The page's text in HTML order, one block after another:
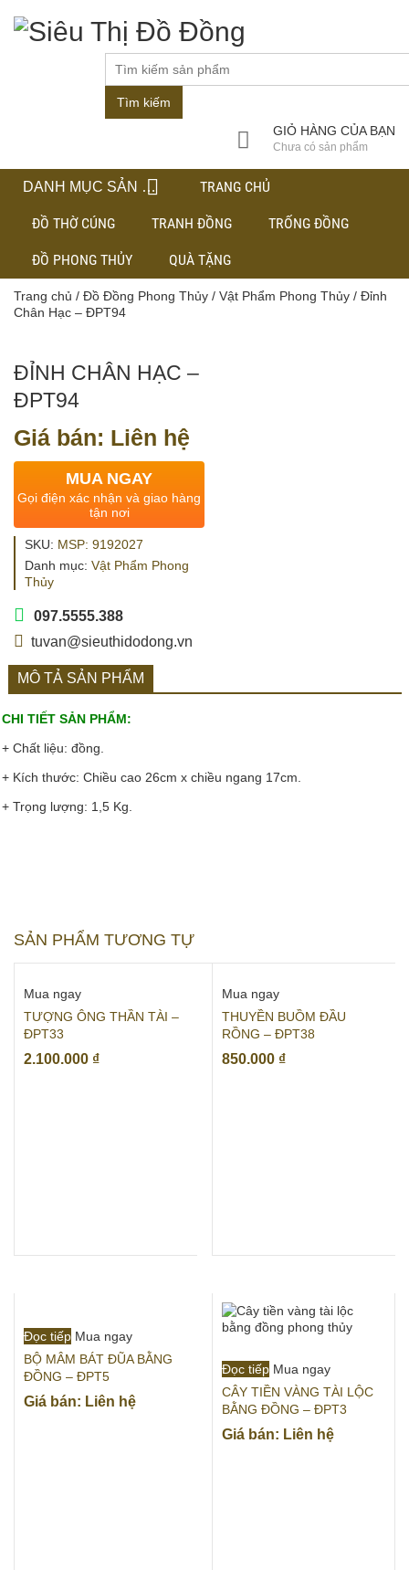
Tìm kiếm
GIỎ HÀNG CỦA BẠN
Chưa có sản phẩm
DANH MỤC SẢN PHẨM TRANG CHỦ
ĐỒ THỜ CÚNG TRANH ĐỒNG TRỐNG ĐỒNG
ĐỒ PHONG THỦY QUÀ TẶNG
Trang chủ / Đồ Đồng Phong Thủy / Vật Phẩm Phong Thủy / Đỉnh
Chân Hạc – ĐPT94
ĐỈNH CHÂN HẠC –
ĐPT94
Giá bán: Liên hệ
MUA NGAY
Gọi điện xác nhận và giao hàng
tận nơi
SKU: MSP: 9192027
Danh mục: Vật Phẩm Phong
Thủy
097.5555.388
tuvan@sieuthidodong.vn
MÔ TẢ SẢN PHẨM
CHI TIẾT SẢN PHẨM:
+ Chất liệu: đồng.
+ Kích thước: Chiều cao 26cm x chiều ngang 17cm.
+ Trọng lượng: 1,5 Kg.
SẢN PHẨM TƯƠNG TỰ
Mua ngay
TƯỢNG ÔNG THẦN TÀI –
ĐPT33
2.100.000 ₫
Mua ngay
THUYỀN BUỒM ĐẦU
RỒNG – ĐPT38
850.000 ₫
Đọc tiếp Mua ngay
BỘ MÂM BÁT ĐŨA BẰNG
ĐỒNG – ĐPT5
Giá bán: Liên hệ
Đọc tiếp Mua ngay
CÂY TIỀN VÀNG TÀI LỘC
BẰNG ĐỒNG – ĐPT3
Giá bán: Liên hệ